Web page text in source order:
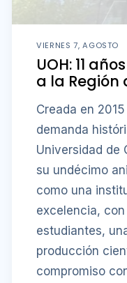
VIERNES 7, AGOSTO
UOH: 11
a la Región
Creada en
demanda
Universidad de
su undécimo
como una
excelencia, con
estudiantes,
producción
compromiso